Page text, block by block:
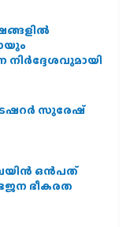
സുരേഷ്
ഒന്‍പത്
ഭീകരത